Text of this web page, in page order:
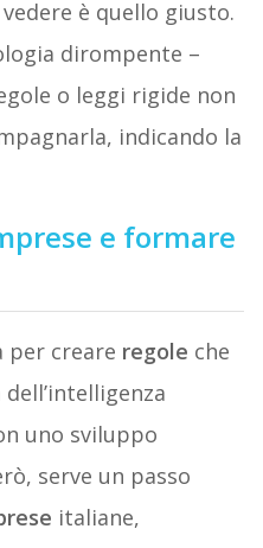
è quello giusto.
dirompente –
o leggi rigide non
indicando la
e formare
per creare regole che
uno sviluppo
serve un passo
italiane,